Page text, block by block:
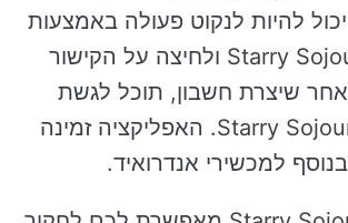
להיות לנקוט פעולה באמצעות
טיול באתר Starry Sojourn ולחיצה על הקישור
שיצרת חשבון, תוכל לגשת
לאפליקציית Starry Sojourn. האפליקציה זמינה